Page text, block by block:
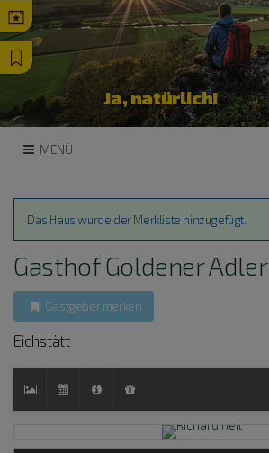
Ja, natürlich!
MENÜ
Das Haus wurde der Merkliste hinzugefügt.
Gasthof Goldener Adler
Gastgeber merken
Eichstätt